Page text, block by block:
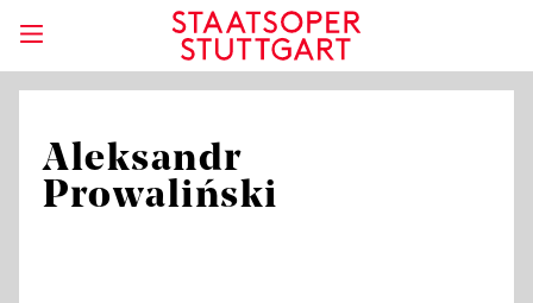
Aleksandr
Prowaliński